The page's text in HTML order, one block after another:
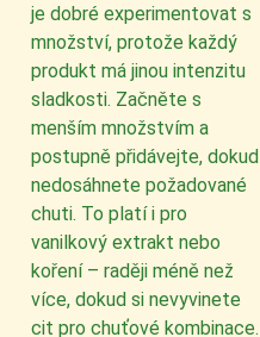
je dobré experimentovat s
množství, protože každý
produkt má jinou intenzitu
sladkosti. Začněte s
menším množstvím a
postupně přidávejte, dokud
nedosáhnete požadované
chuti. To platí i pro
vanilkový extrakt nebo
koření – raději méně než
více, dokud si nevyvinete
cit pro chuťové kombinace.